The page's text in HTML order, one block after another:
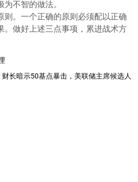
不智的做法。
则。一个正确的原则必须配以正确
。做好上述三点事项，累进战术方
长暗示50基点暴击，美联储主席候选人